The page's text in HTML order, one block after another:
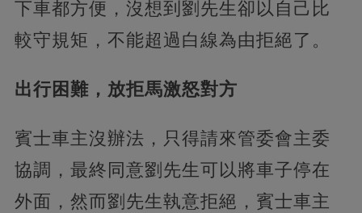
下車都方便，沒想到劉先生卻以自己比
較守規矩，不能超過白線為由拒絕了。
出行困難，放拒馬激怒對方
賓士車主沒辦法，只得請來管委會主委
協調，最終同意劉先生可以將車子停在
外面，然而劉先生執意拒絕，賓士車主